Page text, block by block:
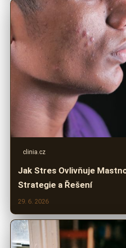
clinia.cz
Jak Stres Ovlivňuje
Strategie a Řešení
29. 6. 2026